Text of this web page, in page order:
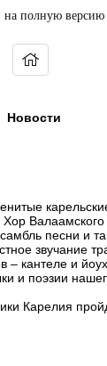
на полную версию
Новости
Хор
песни и
звучание
– кантеле и
и поэзии
Карелия